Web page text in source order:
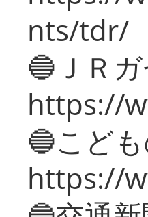
nts/tdr/
🔵ＪＲ
https://
🔵こど
https://